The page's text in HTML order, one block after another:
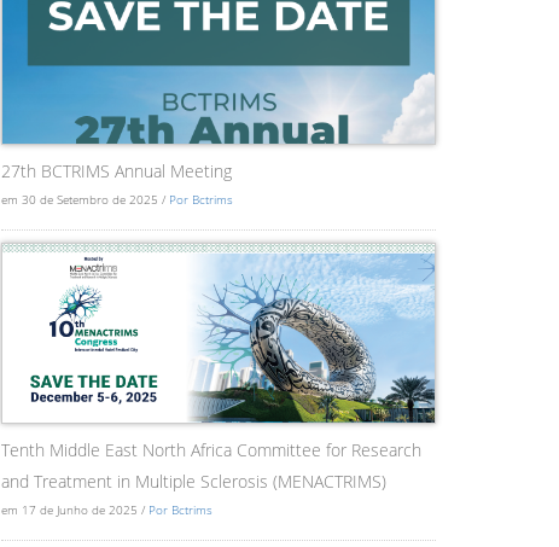
27th BCTRIMS Annual Meeting
em 30 de Setembro de 2025 / Por Bctrims
Tenth Middle East North Africa Committee for Research
and Treatment in Multiple Sclerosis (MENACTRIMS)
em 17 de Junho de 2025 / Por Bctrims